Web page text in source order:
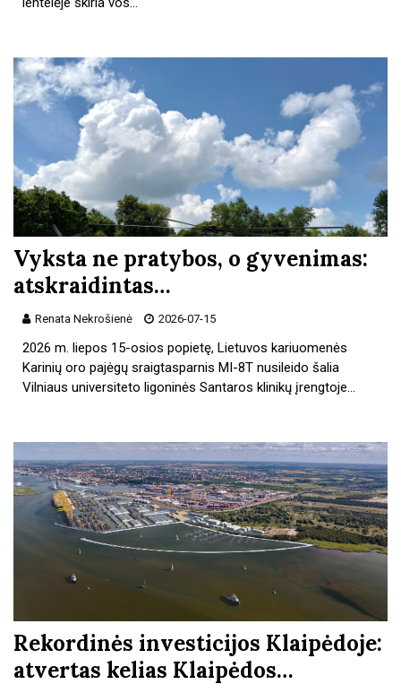
Vyksta ne pratybos, o gyvenimas:
atskraidintas…
Renata Nekrošienė 2026-07-15
2026 m. liepos 15-osios popietę, Lietuvos kariuomenės
Karinių oro pajėgų sraigtasparnis MI-8T nusileido šalia
Vilniaus universiteto ligoninės Santaros klinikų įrengtoje…
Rekordinės investicijos Klaipėdoje:
atvertas kelias Klaipėdos…